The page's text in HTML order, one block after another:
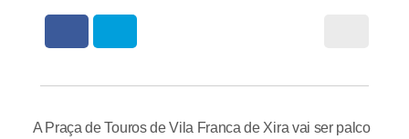
A Praça de Touros de Vila Franca de Xira vai ser palco